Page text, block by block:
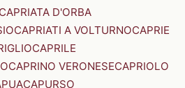
CAPRIATA D'ORBA
CAPRIATI A VOLTURNOCAPRIE
CAPRILE
CAPRINO VERONESECAPRIOLO
CAPURSO